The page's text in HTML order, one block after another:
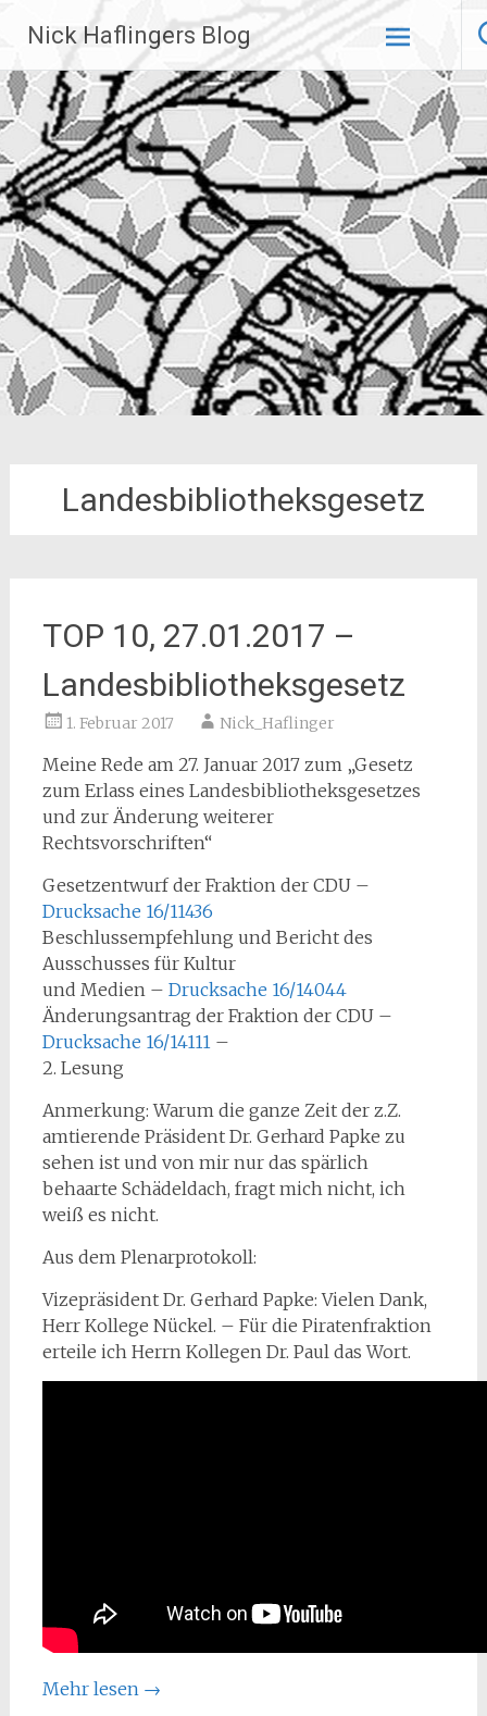
Inhalt
springen
Nick Haflingers Blog
Landesbibliotheksgesetz
TOP 10, 27.01.2017 –
Landesbibliotheksgesetz
1. Februar 2017 Nick_Haflinger
Meine Rede am 27. Januar 2017 zum „Gesetz
zum Erlass eines Landesbibliotheksgesetzes
und zur Änderung weiterer
Rechtsvorschriften“
Gesetzentwurf der Fraktion der CDU –
Drucksache 16/11436
Beschlussempfehlung und Bericht des
Ausschusses für Kultur
und Medien – Drucksache 16/14044
Änderungsantrag der Fraktion der CDU –
Drucksache 16/14111–
2. Lesung
Anmerkung: Warum die ganze Zeit der z.Z.
amtierende Präsident Dr. Gerhard Papke zu
sehen ist und von mir nur das spärlich
behaarte Schädeldach, fragt mich nicht, ich
weiß es nicht.
Aus dem Plenarprotokoll:
Vizepräsident Dr. Gerhard Papke: Vielen Dank,
Herr Kollege Nückel. – Für die Piratenfraktion
erteile ich Herrn Kollegen Dr. Paul das Wort.
Mehr lesen →